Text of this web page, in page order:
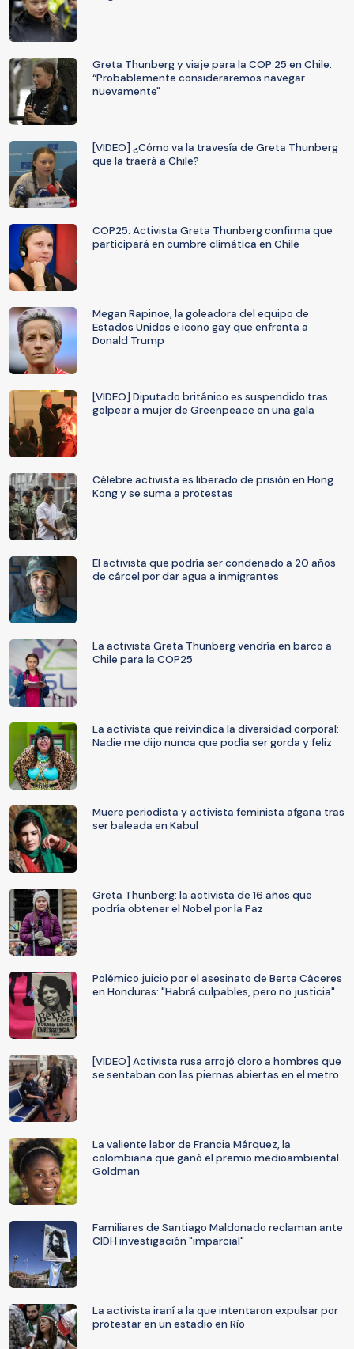
Greta Thunberg y viaje para la COP 25 en Chile:
“Probablemente consideraremos navegar
nuevamente"
[VIDEO] ¿Cómo va la travesía de Greta Thunberg
que la traerá a Chile?
COP25: Activista Greta Thunberg confirma que
participará en cumbre climática en Chile
Megan Rapinoe, la goleadora del equipo de
Estados Unidos e icono gay que enfrenta a
Donald Trump
[VIDEO] Diputado británico es suspendido tras
golpear a mujer de Greenpeace en una gala
Célebre activista es liberado de prisión en Hong
Kong y se suma a protestas
El activista que podría ser condenado a 20 años
de cárcel por dar agua a inmigrantes
La activista Greta Thunberg vendría en barco a
Chile para la COP25
La activista que reivindica la diversidad corporal:
Nadie me dijo nunca que podía ser gorda y feliz
Muere periodista y activista feminista afgana tras
ser baleada en Kabul
Greta Thunberg: la activista de 16 años que
podría obtener el Nobel por la Paz
Polémico juicio por el asesinato de Berta Cáceres
en Honduras: "Habrá culpables, pero no justicia"
[VIDEO] Activista rusa arrojó cloro a hombres que
se sentaban con las piernas abiertas en el metro
La valiente labor de Francia Márquez, la
colombiana que ganó el premio medioambiental
Goldman
Familiares de Santiago Maldonado reclaman ante
CIDH investigación "imparcial"
La activista iraní a la que intentaron expulsar por
protestar en un estadio en Río